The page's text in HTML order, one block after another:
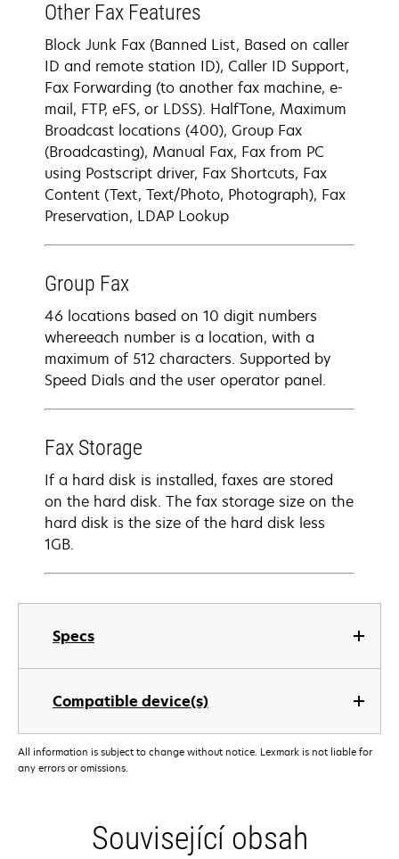
Specs
Compatible device(s)
Other Fax Features
Block Junk Fax (Banned List, Based on caller
ID and remote station ID), Caller ID Support,
Fax Forwarding (to another fax machine, e-
mail, FTP, eFS, or LDSS). HalfTone, Maximum
Broadcast locations (400), Group Fax
(Broadcasting), Manual Fax, Fax from PC
using Postscript driver, Fax Shortcuts, Fax
Content (Text, Text/Photo, Photograph), Fax
Preservation, LDAP Lookup
Group Fax
46 locations based on 10 digit numbers
whereeach number is a location, with a
maximum of 512 characters. Supported by
Speed Dials and the user operator panel.
Fax Storage
If a hard disk is installed, faxes are stored
on the hard disk. The fax storage size on the
hard disk is the size of the hard disk less
1GB.
All information is subject to change without notice. Lexmark is not liable for
any errors or omissions.
Související obsah